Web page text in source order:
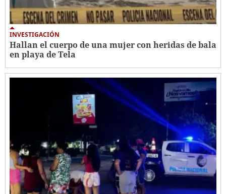
INVESTIGACIÓN
Hallan el cuerpo de una mujer con heridas de bala
en playa de Tela